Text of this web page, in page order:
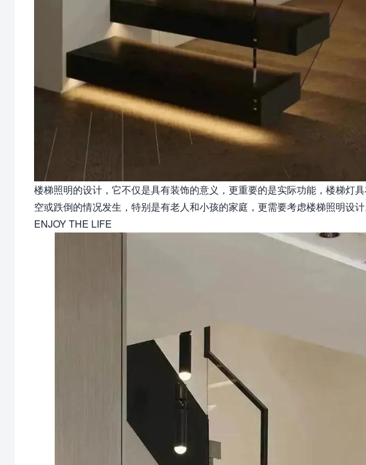
楼梯照明的设计，它不仅是具有装饰的意义，更重要的是实际功能，楼梯灯
空或跌倒的情况发生，特别是有老人和小孩的家庭，更需要考虑楼梯照明设计
ENJOY THE LIFE